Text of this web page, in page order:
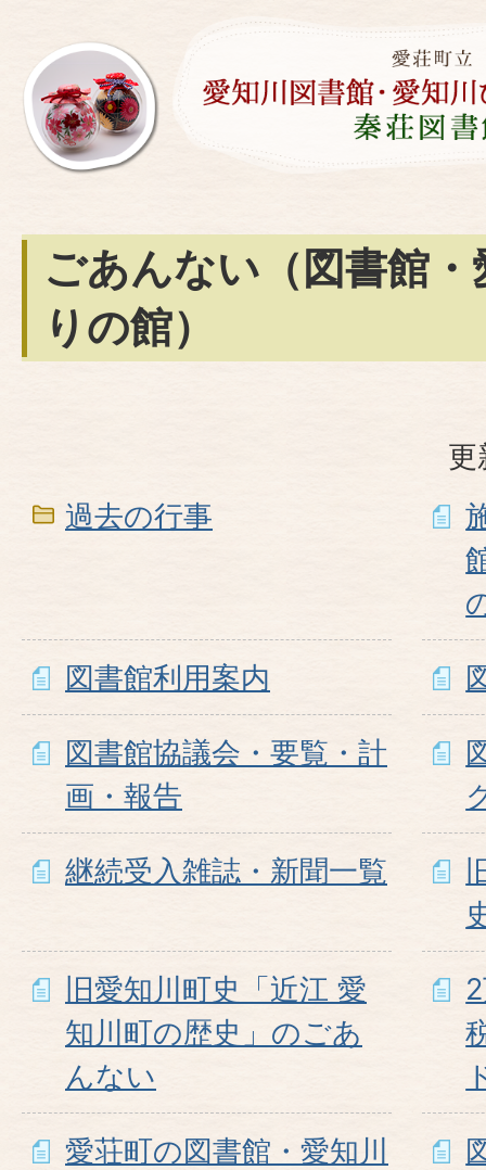
ごあんない（図書館
りの館）
更
過去の行事
図書館利用案内
図書館協議会・要覧・計
画・報告
継続受入雑誌・新聞一覧
旧愛知川町史「近江 愛
知川町の歴史」のごあ
んない
愛荘町の図書館・愛知川